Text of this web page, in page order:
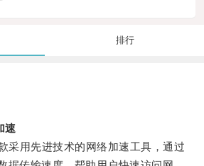
排行
速
用先进技术的网络加速工具，通过